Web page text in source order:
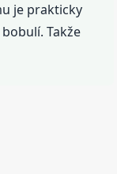
je prakticky
Takže